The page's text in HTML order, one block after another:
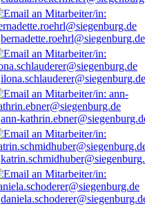
bernadette.roehrl@siegenburg.de
ilona.schlauderer@siegenburg.de
ann-